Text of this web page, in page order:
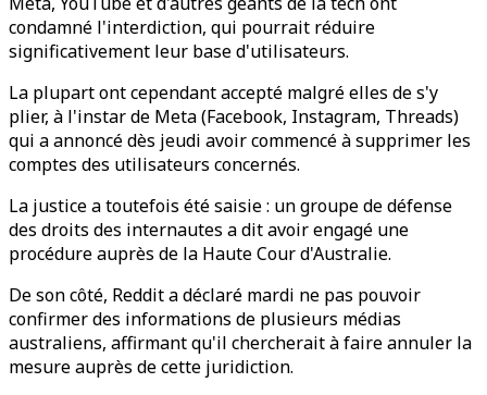
condamné l'interdiction, qui pourrait réduire
significativement leur base d'utilisateurs.
La plupart ont cependant accepté malgré elles de s'y
plier, à l'instar de Meta (Facebook, Instagram, Threads)
qui a annoncé dès jeudi avoir commencé à supprimer les
comptes des utilisateurs concernés.
La justice a toutefois été saisie : un groupe de défense
des droits des internautes a dit avoir engagé une
procédure auprès de la Haute Cour d'Australie.
De son côté, Reddit a déclaré mardi ne pas pouvoir
confirmer des informations de plusieurs médias
australiens, affirmant qu'il chercherait à faire annuler la
mesure auprès de cette juridiction.